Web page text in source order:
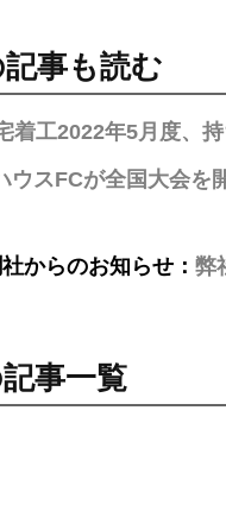
事も読む
着工2022年5月度、
ウスFCが全国大会を
からのお知らせ： 弊
事一覧